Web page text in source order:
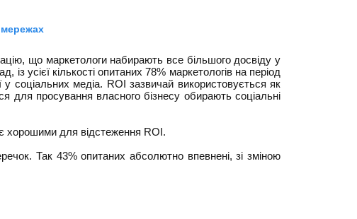
мережах
що маркетологи набирають все більшого досвіду у
усієї кількості опитаних 78% маркетологів на період
соціальних медіа. ROI зазвичай використовується як
для просування власного бізнесу обирають соціальні
хорошими для відстеження ROI.
Так 43% опитаних абсолютно впевнені, зі зміною